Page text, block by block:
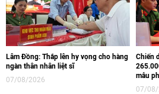
Lâm Đồng: Thắp lên hy vọng cho hàng
ngàn thân nhân liệt sĩ
07/08/2026
Chiến
mẫu
07/